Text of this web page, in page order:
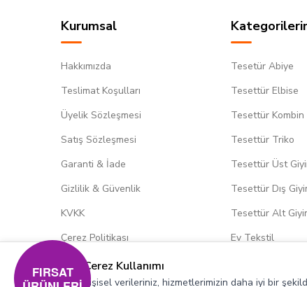
Kurumsal
Hakkımızda
Teslimat Koşulları
Üyelik Sözleşmesi
Satış Sözleşmesi
Garanti & İade
Gizlilik & Güvenlik
KVKK
Çerez Politikası
Tesetür Abiye
Tesettür Elbise
Tesettür Kombin
Tesettür Triko
Tesettür Üst
Tesettür Dış
Tesettür Alt
Ev Tekstil
Çerez Kullanımı
Kişisel verileriniz, hizmetlerimizin daha iyi bir
FIRSAT